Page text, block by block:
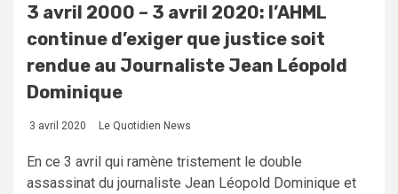
3 avril 2000 – 3 avril 2020: l’AHML
continue d’exiger que justice soit
rendue au Journaliste Jean Léopold
Dominique
3 avril 2020 Le Quotidien News
En ce 3 avril qui ramène tristement le double
assassinat du journaliste Jean Léopold Dominique et